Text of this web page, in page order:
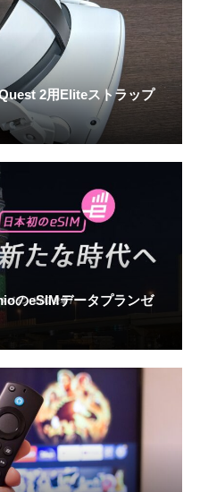
2用Eliteストラップ
のeSIMデータプランゼ